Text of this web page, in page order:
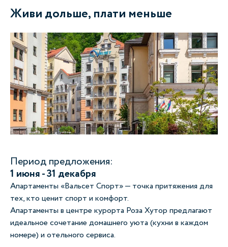
Живи дольше, плати меньше
Период предложения:
1 июня - 31 декабря
Апартаменты «Вальсет Спорт» — точка притяжения для
тех, кто ценит спорт и комфорт.
Апартаменты в центре курорта Роза Хутор предлагают
идеальное сочетание домашнего уюта (кухни в каждом
номере) и отельного сервиса.